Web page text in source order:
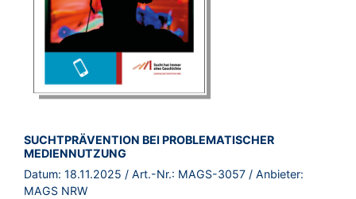
BROSCHÜRE:
SUCHTPRÄVENTION BEI PROBLEMATISCHER
MEDIENNUTZUNG
Datum: 18.11.2025 / Art.-Nr.: MAGS-3057 / Anbieter:
MAGS NRW